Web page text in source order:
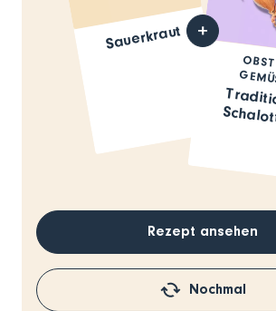
Sauerkraut
Rezept ansehen
Nochmal